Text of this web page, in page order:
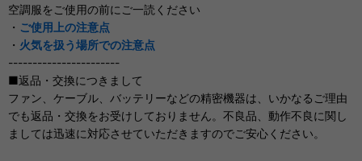
空調服をご使用の前にご一読ください
・ ご使用上の注意点
・ 火気を扱う場所での注意点
-----------------------
■返品・交換につきまして
ファン、ケーブル、バッテリーなどの精密機器は、いかなるご理由
でも返品・交換をお受けしておりません。不良品、動作不良に関し
ましては迅速に対応させていただきますのでご安心ください。